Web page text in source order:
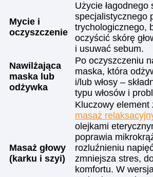
Mycie i
oczyszczenie
Użycie łagodnego
specjalistycznego
trychologicznego,
oczyścić skórę
i usuwać sebum.
Nawilżająca
maska lub
odżywka
Po oczyszczeniu
maska, która
i/lub włosy –
typu włosów i
Masaż głowy
(karku i szyi)
Kluczowy element
masaż
olejkami
poprawia
rozluźnieniu
zmniejsza stres,
komfortu. W